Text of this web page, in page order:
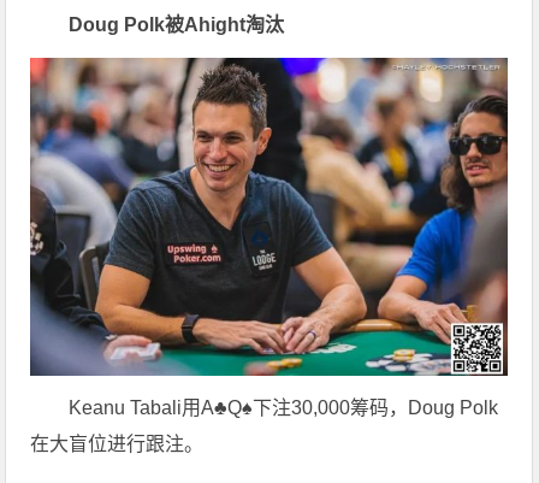
Doug Polk被Ahight淘汰
Keanu Tabali用A♣Q♠下注30,000筹码，Doug Polk
在大盲位进行跟注。